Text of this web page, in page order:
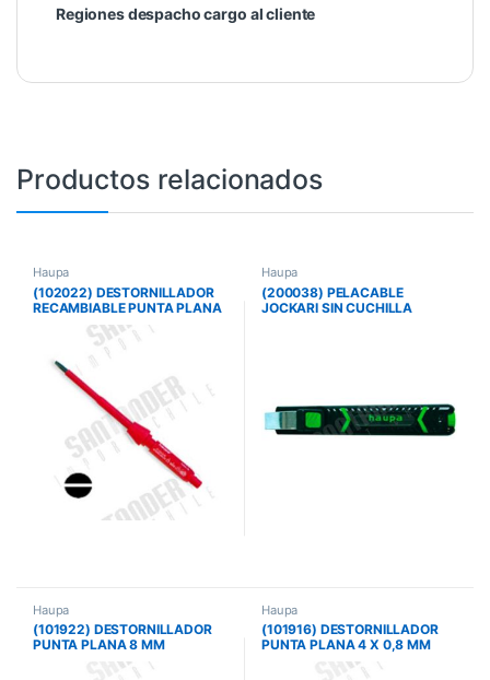
Regiones despacho cargo al cliente
Productos relacionados
Haupa
(102022) DESTORNILLADOR
RECAMBIABLE PUNTA PLANA
Haupa
(200038) PELACABLE
JOCKARI SIN CUCHILLA
Haupa
(101922) DESTORNILLADOR
PUNTA PLANA 8 MM
Haupa
(101916) DESTORNILLADOR
PUNTA PLANA 4 X 0,8 MM